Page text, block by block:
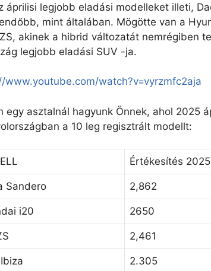
áprilisi legjobb eladási modelleket illeti,
mint általában. Mögötte van a
akinek a hibrid változatát nemrégiben
legjobb eladási SUV -ja.
www.youtube.com/watch?v=vyrzmfc2aja
egy asztalnál hagyunk Önnek, ahol 2025
a 10 leg regisztrált modellt:
Értékesítés
Sandero 2,862
i20 2650
2,461
2.305